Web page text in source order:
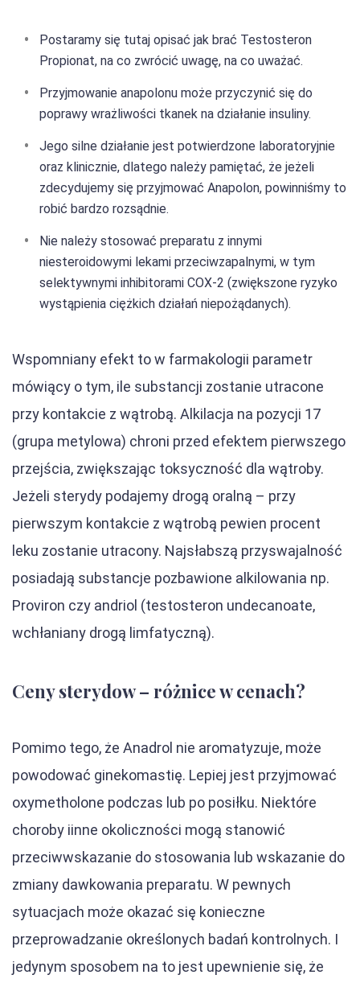
Postaramy się tutaj opisać jak brać Testosteron
Propionat, na co zwrócić uwagę, na co uważać.
Przyjmowanie anapolonu może przyczynić się do
poprawy wrażliwości tkanek na działanie insuliny.
Jego silne działanie jest potwierdzone laboratoryjnie
oraz klinicznie, dlatego należy pamiętać, że jeżeli
zdecydujemy się przyjmować Anapolon, powinniśmy to
robić bardzo rozsądnie.
Nie należy stosować preparatu z innymi
niesteroidowymi lekami przeciwzapalnymi, w tym
selektywnymi inhibitorami COX-2 (zwiększone ryzyko
wystąpienia ciężkich działań niepożądanych).
Wspomniany efekt to w farmakologii parametr
mówiący o tym, ile substancji zostanie utracone
przy kontakcie z wątrobą. Alkilacja na pozycji 17
(grupa metylowa) chroni przed efektem pierwszego
przejścia, zwiększając toksyczność dla wątroby.
Jeżeli sterydy podajemy drogą oralną – przy
pierwszym kontakcie z wątrobą pewien procent
leku zostanie utracony. Najsłabszą przyswajalność
posiadają substancje pozbawione alkilowania np.
Proviron czy andriol (testosteron undecanoate,
wchłaniany drogą limfatyczną).
Ceny sterydow – różnice w cenach?
Pomimo tego, że Anadrol nie aromatyzuje, może
powodować ginekomastię. Lepiej jest przyjmować
oxymetholone podczas lub po posiłku. Niektóre
choroby iinne okoliczności mogą stanowić
przeciwwskazanie do stosowania lub wskazanie do
zmiany dawkowania preparatu. W pewnych
sytuacjach może okazać się konieczne
przeprowadzanie określonych badań kontrolnych. I
jedynym sposobem na to jest upewnienie się, że